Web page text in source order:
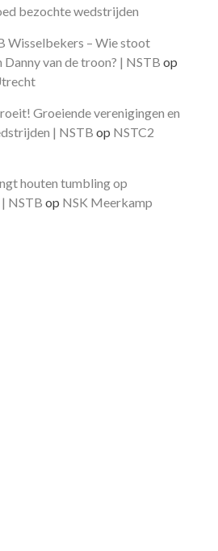
bezochte wedstrijden
Wisselbekers – Wie stoot
Danny van de troon? | NSTB op
Groeiende verenigingen en
| NSTB op NSTC2
houten tumbling op
NSTB op NSK Meerkamp